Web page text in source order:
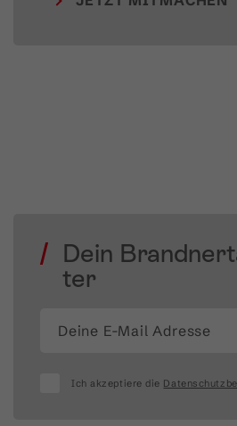
Dein
ter
Ich akzeptiere die